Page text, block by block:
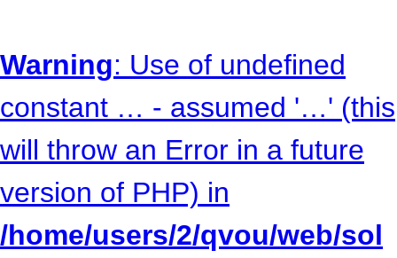
Warning: Use of undefined
constant … - assumed '…' (this
will throw an Error in a future
version of PHP) in
/home/users/2/qvou/web/sol